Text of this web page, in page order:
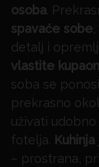
osoba.
spavaće sobe
detalj i
vlastite
soba se
prekrasno
uživati
fotelja. Kuhinja
– prostrana,